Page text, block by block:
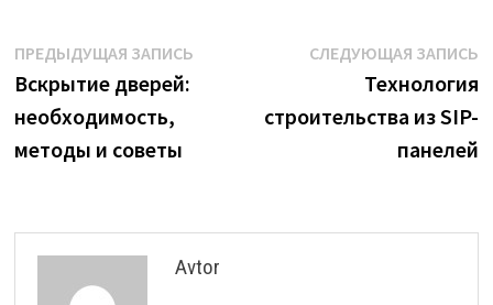
Навигация
по
записям
ПРЕДЫДУЩАЯ ЗАПИСЬПредыдущая
Вскрытие дверей:
необходимость,
методы и советы
СЛЕДУЮЩАЯ ЗАПИСЬ
Технология
строительства из SIP-
панелей
Avtor